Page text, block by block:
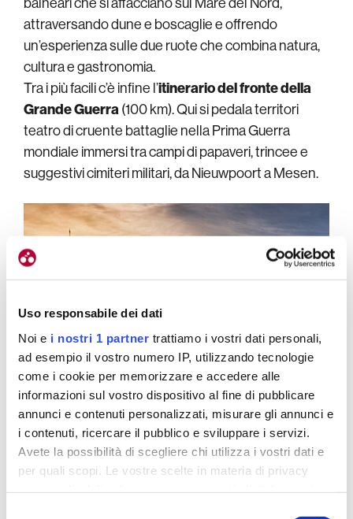
Uso responsabile dei dati
Noi e i nostri 1 partner trattiamo i vostri dati personali,
ad esempio il vostro numero IP, utilizzando tecnologie
come i cookie per memorizzare e accedere alle
informazioni sul vostro dispositivo al fine di pubblicare
annunci e contenuti personalizzati, misurare gli annunci e
i contenuti, ricercare il pubblico e sviluppare i servizi.
Avete la possibilità di scegliere chi utilizza i vostri dati e
per quali scopi. Le vostre scelte in materia di privacy
attraversando dune e boscaglie e offrendo
un’esperienza sulle due ruote che combina natura,
cultura e gastronomia.
Tra i più facili c’è infine l’itinerario del fronte della
Grande Guerra(100 km). Qui si pedala territori
teatro di cruente battaglie nella Prima Guerra
mondiale immersi tra campi di papaveri, trincee e
suggestivi cimiteri militari, da Nieuwpoort a Mesen.